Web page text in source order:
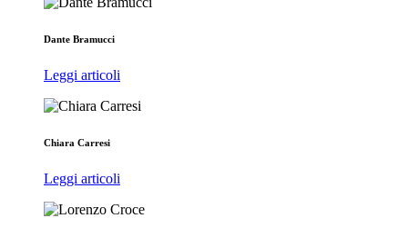
Dante Bramucci
Leggi articoli
Chiara Carresi
Leggi articoli